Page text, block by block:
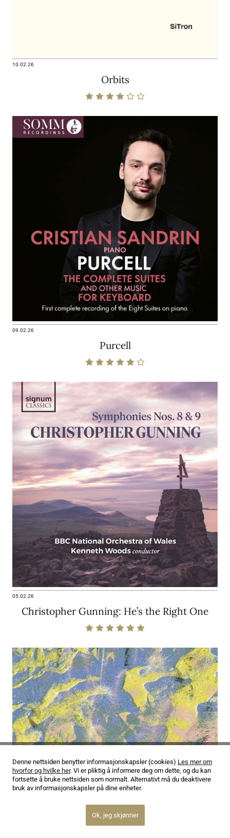
10.02.26
Orbits
09.02.26
Purcell
05.02.26
Christopher Gunning: He’s the Right One
Denne nettsiden benytter informasjonskapsler (cookies) Les mer om
hvorfor og hvilke her. Vi er pliktig å informere deg om dette, og du kan
fortsette å bruke nettsiden som normalt. Alternativt må du deaktivere
bruk av informasjonskapsler på dine enheter.
Ok, jeg skjønner